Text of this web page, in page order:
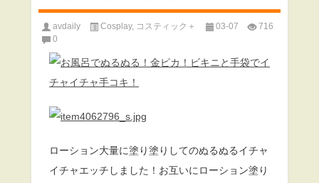
avdaily Cosplay, コスティック＋ 03-07
716
0
ローション大量に塗り塗りしてのぬるぬるイチャ
イチャエッチしました！お互いにローション塗り